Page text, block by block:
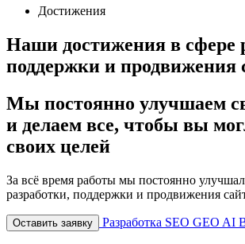
Достижения
Наши достижения в сфере
поддержки и продвижения
Мы постоянно улучшаем
и делаем все, чтобы вы
своих целей
За всё время работы мы постоянно
разработки, поддержки и продвижения
Оставить заявку Разработка SEO GEO AI